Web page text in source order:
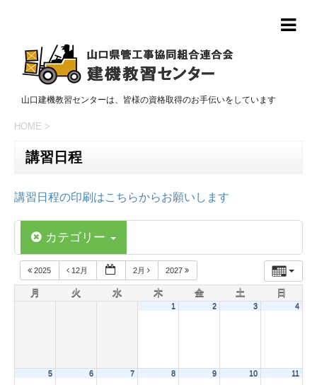
山口建機教習センターは、皆様の資格取得のお手伝いをしています
HOME >
講習日程
講習日程の印刷はこちらからお願いします
カテゴリー
2025 12月 2月 2027
月 火 水 木 金 土 日
1 2 3 4
5 6 7 8 9 10 11